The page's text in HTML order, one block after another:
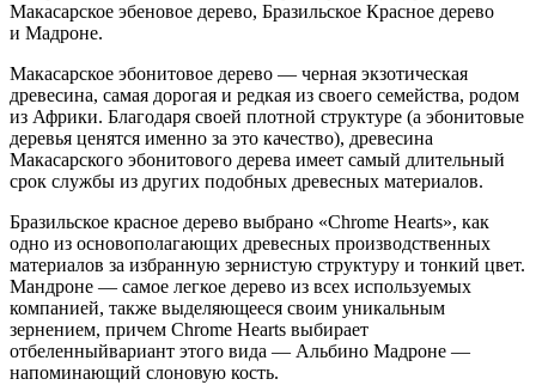
Макасарское эбеновое дерево, Бразильское Красное дерево
и Мадроне.
Макасарское эбонитовое дерево — черная экзотическая
древесина, самая дорогая и редкая из своего семейства, родом
из Африки. Благодаря своей плотной структуре (а эбонитовые
деревья ценятся именно за это качество), древесина
Макасарского эбонитового дерева имеет самый длительный
срок службы из других подобных древесных материалов.
Бразильское красное дерево выбрано «Chrome Hearts», как
одно из основополагающих древесных производственных
материалов за избранную зернистую структуру и тонкий цвет.
Мандроне — самое легкое дерево из всех используемых
компанией, также выделяющееся своим уникальным
зернением, причем Chrome Hearts выбирает
отбеленныйвариант этого вида — Альбино Мадроне —
напоминающий слоновую кость.